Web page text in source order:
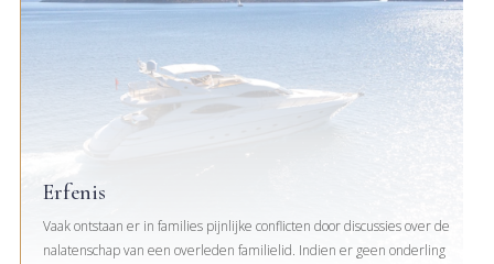
Erfenis
Vaak ontstaan er in families pijnlijke conflicten door discussies over de
nalatenschap van een overleden familielid. Indien er geen onderling